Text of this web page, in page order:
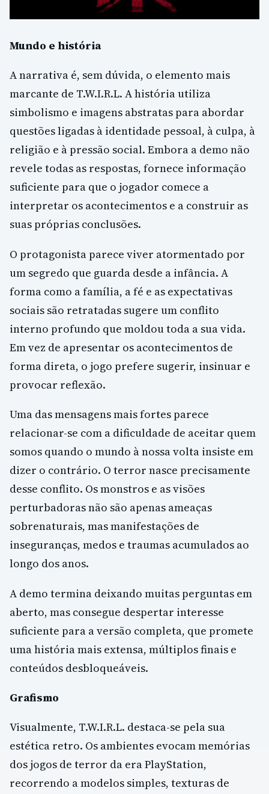
Mundo e história
A narrativa é, sem dúvida, o elemento mais
marcante de T.W.I.R.L. A história utiliza
simbolismo e imagens abstratas para abordar
questões ligadas à identidade pessoal, à culpa, à
religião e à pressão social. Embora a demo não
revele todas as respostas, fornece informação
suficiente para que o jogador comece a
interpretar os acontecimentos e a construir as
suas próprias conclusões.
O protagonista parece viver atormentado por
um segredo que guarda desde a infância. A
forma como a família, a fé e as expectativas
sociais são retratadas sugere um conflito
interno profundo que moldou toda a sua vida.
Em vez de apresentar os acontecimentos de
forma direta, o jogo prefere sugerir, insinuar e
provocar reflexão.
Uma das mensagens mais fortes parece
relacionar-se com a dificuldade de aceitar quem
somos quando o mundo à nossa volta insiste em
dizer o contrário. O terror nasce precisamente
desse conflito. Os monstros e as visões
perturbadoras não são apenas ameaças
sobrenaturais, mas manifestações de
inseguranças, medos e traumas acumulados ao
longo dos anos.
A demo termina deixando muitas perguntas em
aberto, mas consegue despertar interesse
suficiente para a versão completa, que promete
uma história mais extensa, múltiplos finais e
conteúdos desbloqueáveis.
Grafismo
Visualmente, T.W.I.R.L. destaca-se pela sua
estética retro. Os ambientes evocam memórias
dos jogos de terror da era PlayStation,
recorrendo a modelos simples, texturas de